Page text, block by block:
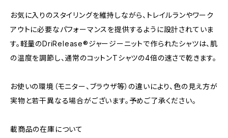
お気に入りのスタイリングを維持しながら、トレイルランやワーク
アウトに必要なパフォーマンスを提供するように設計されていま
す。軽量のDriRelease®ジャージーニットで作られたシャツは、肌
の温度を調節し、通常のコットンTシャツの4倍の速さで乾きます。
お使いの環境（モニター、ブラウザ等）の違いにより、色の見え方が
実物と若干異なる場合がございます。予めご了承ください。
載商品の在庫について